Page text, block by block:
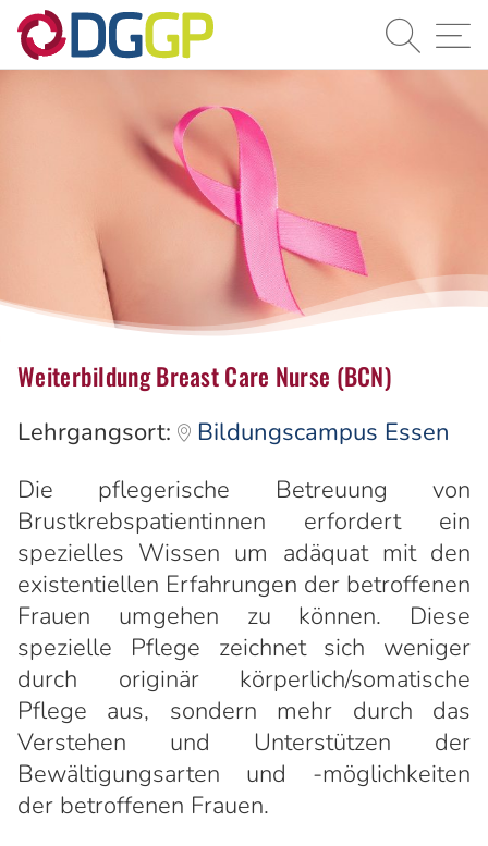
Suche
Weiterbildung Breast Care Nurse (BCN)
Lehrgangsort:
Bildungscampus Essen
Die pflegerische Betreuung von
Brustkrebspatientinnen erfordert ein
spezielles Wissen um adäquat mit den
existentiellen Erfahrungen der betroffenen
Frauen umgehen zu können. Diese
spezielle Pflege zeichnet sich weniger
durch originär körperlich/somatische
Pflege aus, sondern mehr durch das
Verstehen und Unterstützen der
Bewältigungsarten und -möglichkeiten
der betroffenen Frauen.